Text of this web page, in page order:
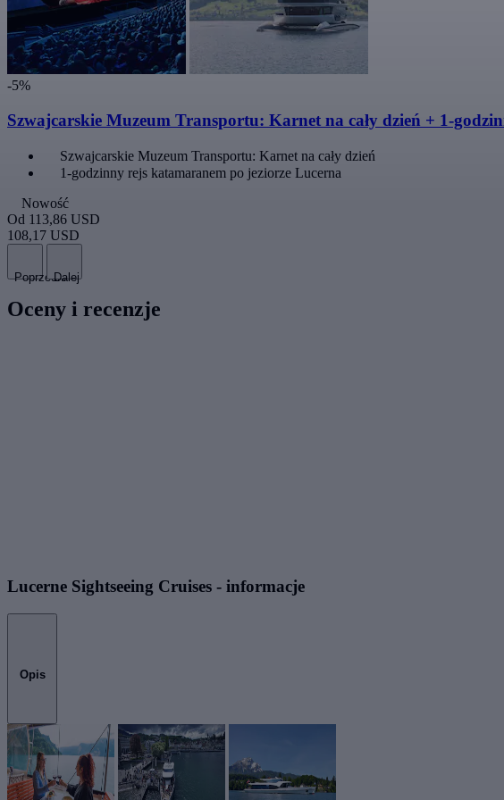
-5%
Szwajcarskie Muzeum Transportu: Karnet na cały dzień + 1-
Szwajcarskie Muzeum Transportu: Karnet na cały dzień
1-godzinny rejs katamaranem po jeziorze Lucerna
Nowość
Od 113,86 USD
108,17 USD
PoprzedniDalej
Oceny i recenzje
Lucerne Sightseeing Cruises - informacje
Opis